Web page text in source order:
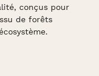
conçus pour
de forêts